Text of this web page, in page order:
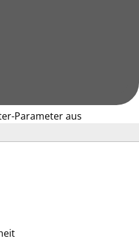
Parameter aus